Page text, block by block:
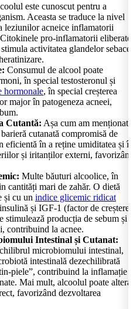
este cunoscut pentru a
Aceasta se traduce la nivel
leziunilor acneice inflamatorii
pro-inflamatorii eliberate
activitatea glandelor sebacee
Consumul de alcool poate
în special testosteronul și
hormonale, în special creșterea
major în patogeneza acneei,
Cutantă: Așa cum am menționat,
cutanată compromisă de
eficientă în a reține umiditatea și în
și iritanților externi, favorizând
Multe băuturi alcoolice, în
cantități mari de zahăr. O dietă
și cu un indice glicemic ridicat
și IGF-1 (factor de creștere
stimulează producția de sebum și
contribuind la acnee.
Intestinal și Cutanat:
microbiomului intestinal,
intestinală dezechilibrată
piele”, contribuind la inflamație
Mai mult, alcoolul poate altera
favorizând dezvoltarea